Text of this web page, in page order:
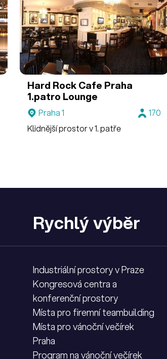
Hard Rock Cafe Praha
1.patro Lounge
Praha 1
170
Klidnější prostor v 1. patře
Rychlý výběr
Industriální prostory v Praze
Kongresová centra a
konferenční prostory
Místa pro firemní teambuilding
Místa pro vánoční večírek
Praha
Program na vánoční večírek